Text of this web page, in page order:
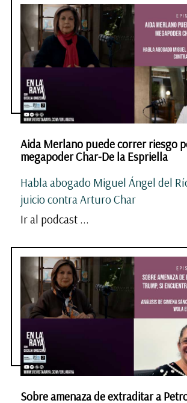
Aida Merlano puede correr riesgo
megapoder Char-De la Espriella
Habla abogado Miguel Ángel del
juicio contra Arturo Char
Ir al podcast ...
Sobre amenaza de extraditar a